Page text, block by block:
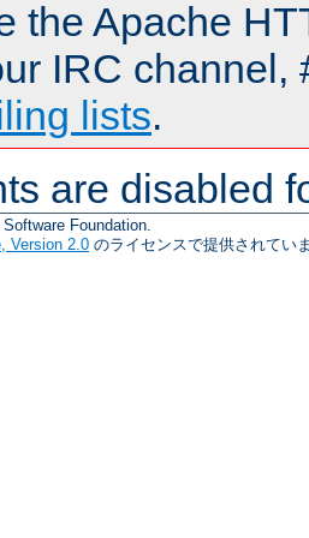
the Apache
IRC channel,
lists.
are disabled
Foundation.
Version 2.0 のライセンスで提供されてい